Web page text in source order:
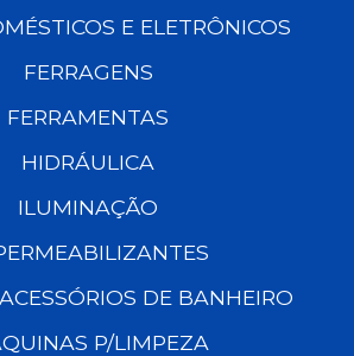
E ELETRÔNICOS
FERRAGENS
FERRAMENTAS
HIDRÁULICA
ILUMINAÇÃO
DE BANHEIRO
P/LIMPEZA